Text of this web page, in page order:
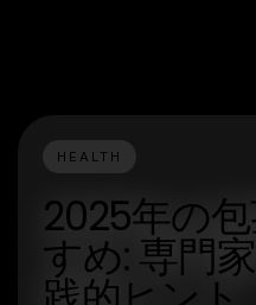
HEALTH
2025年の
すめ: 専門